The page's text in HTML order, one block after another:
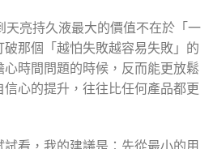
天亮持久液最大的價值不在於「一
那個「越怕失敗越容易失敗」的
時間問題的時候，反而能更放鬆
心的提升，往往比任何產品都更
看，我的建議是：先從最小的用